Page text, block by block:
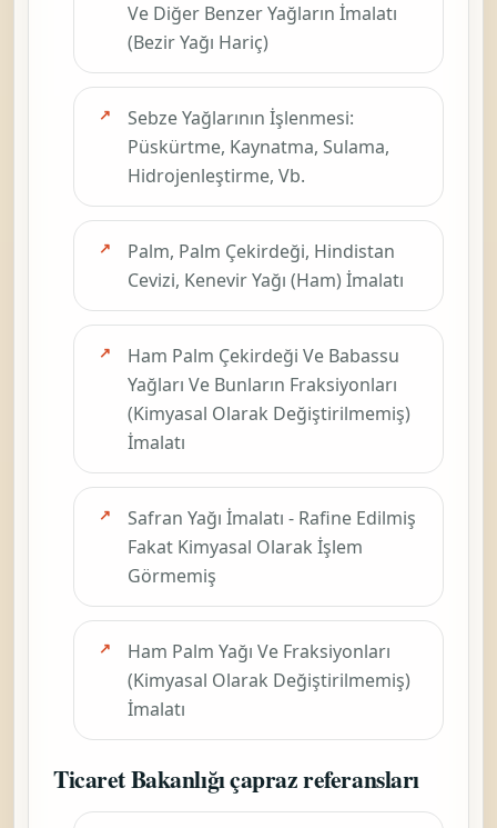
Ve Diğer Benzer Yağların İmalatı
(Bezir Yağı Hariç)
Sebze Yağlarının İşlenmesi:
Püskürtme, Kaynatma, Sulama,
Hidrojenleştirme, Vb.
Palm, Palm Çekirdeği, Hindistan
Cevizi, Kenevir Yağı (Ham) İmalatı
Ham Palm Çekirdeği Ve Babassu
Yağları Ve Bunların Fraksiyonları
(Kimyasal Olarak Değiştirilmemiş)
İmalatı
Safran Yağı İmalatı - Rafine Edilmiş
Fakat Kimyasal Olarak İşlem
Görmemiş
Ham Palm Yağı Ve Fraksiyonları
(Kimyasal Olarak Değiştirilmemiş)
İmalatı
Ticaret Bakanlığı çapraz referansları